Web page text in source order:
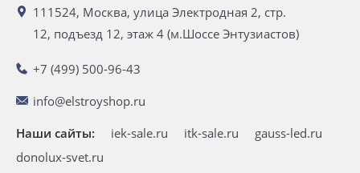
111524, Москва, улица Электродная 2, стр.
12, подъезд 12, этаж 4 (м.Шоссе Энтузиастов)
+7 (499) 500-96-43
info@elstroyshop.ru
Наши сайты:
iek-sale.ru itk-sale.ru
gauss-led.ru
donolux-svet.ru